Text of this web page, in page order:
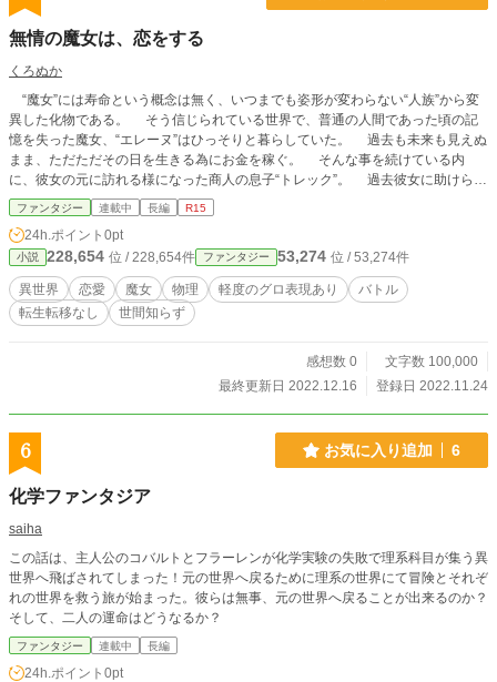
無情の魔女は、恋をする
くろぬか
“魔女”には寿命という概念は無く、いつまでも姿形が変わらない“人族”から変
異した化物である。 そう信じられている世界で、普通の人間であった頃の記
憶を失った魔女、“エレーヌ”はひっそりと暮らしていた。 過去も未来も見えぬ
まま、ただただその日を生きる為にお金を稼ぐ。 そんな事を続けている内
に、彼女の元に訪れる様になった商人の息子“トレック”。 過去彼女に助けられ
たお礼だと言って、彼は必要以上に魔女の元に訪れる。 ずっと一人だった彼
女に、ただ一人“普通”に接してくれる彼に徐々に心を開いていく。 ある日魔女
の元に依頼が届き、それきっかけにして大きなトラブルに巻き込まれ、魔女は商
人と共に旅に出る決断をするのであった。
ファンタジー 連載中 長編 R15
24h.ポイント 0pt
小説 228,654 位 / 228,654件 ファンタジー 53,274 位 / 53,274件
異世界 恋愛 魔女 物理 軽度のグロ表現あり
バトル
転生転移なし
世間知らず
感想数 0
文字数 100,000
最終更新日 2022.12.16
登録日 2022.11.24
6 お気に入り追加 6
化学ファンタジア
saiha
この話は、主人公のコバルトとフラーレンが化学実験の失敗で理系科目が集う異
世界へ飛ばされてしまった！元の世界へ戻るために理系の世界にて冒険とそれぞ
れの世界を救う旅が始まった。彼らは無事、元の世界へ戻ることが出来るのか？
そして、二人の運命はどうなるか？
ファンタジー 連載中 長編
24h.ポイント 0pt